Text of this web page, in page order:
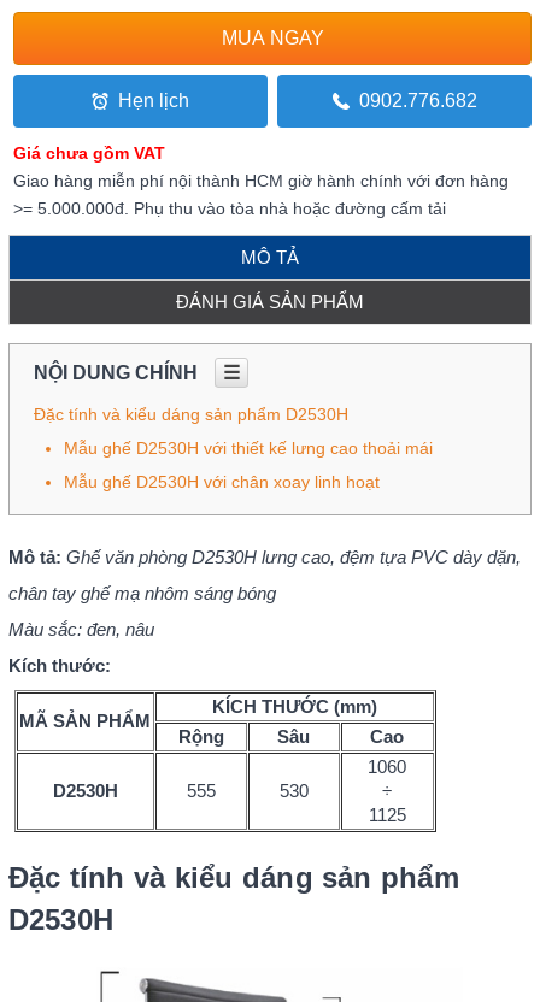
Hẹn lịch 0902.776.682
Giá chưa gồm VAT
Giao hàng miễn phí nội thành HCM giờ hành chính với đơn hàng
>= 5.000.000đ. Phụ thu vào tòa nhà hoặc đường cấm tải
MÔ TẢ
ĐÁNH GIÁ SẢN PHẨM
NỘI DUNG CHÍNH ☰
Đặc tính và kiểu dáng sản phẩm D2530H
Mẫu ghế D2530H với thiết kế lưng cao thoải mái
Mẫu ghế D2530H với chân xoay linh hoạt
Mô tả: Ghế văn phòng D2530H lưng cao, đệm tựa PVC dày dặn,
chân tay ghế mạ nhôm sáng bóng
Màu sắc: đen, nâu
Kích thước:
MÃ SẢN PHẨM
KÍCH THƯỚC (mm)
Rộng
Sâu Cao
D2530H 555 530
1060
÷
1125
Đặc tính và kiểu dáng sản phẩm
D2530H